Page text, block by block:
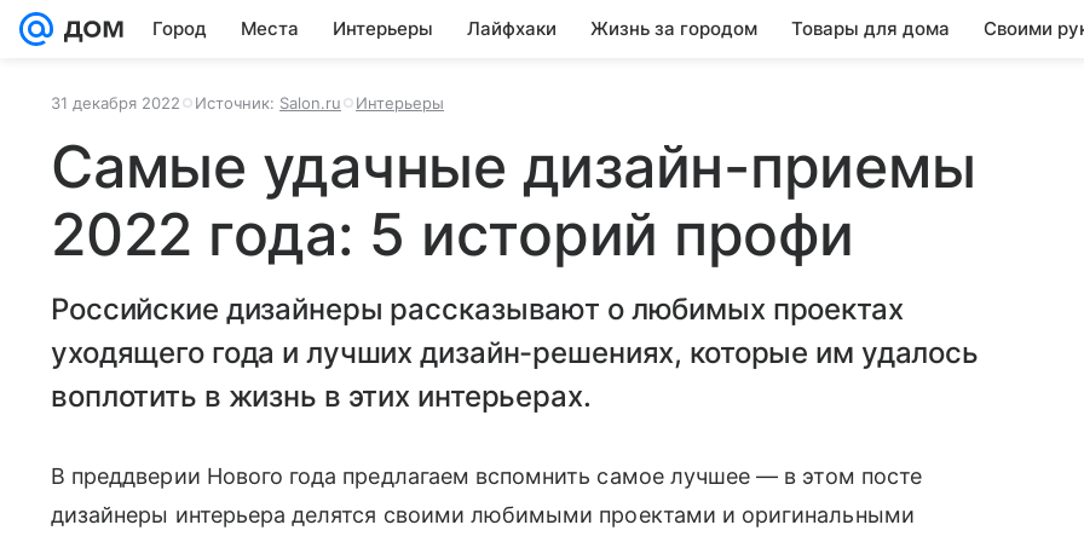
Город Места Интерьеры Лайфхаки Жизнь за городом Товары для дома Своими
31 декабря 2022 Источник: Salon.ru Интерьеры
Самые удачные дизайн-приемы
2022 года: 5 историй профи
Российские дизайнеры рассказывают о любимых проектах
уходящего года и лучших дизайн-решениях, которые им удалось
воплотить в жизнь в этих интерьерах.
В преддверии Нового года предлагаем вспомнить самое лучшее — в этом посте
дизайнеры интерьера делятся своими любимыми проектами и оригинальными